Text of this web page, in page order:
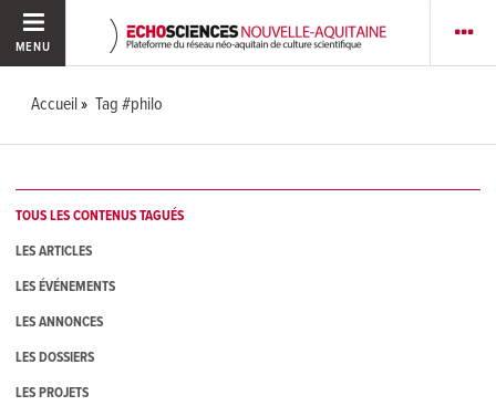
MENU
Accueil Tag #philo
TOUS LES CONTENUS TAGUÉS
LES ARTICLES
LES ÉVÉNEMENTS
LES ANNONCES
LES DOSSIERS
LES PROJETS